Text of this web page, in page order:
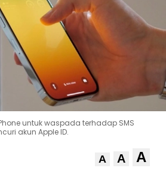
untuk waspada terhadap SMS
akun Apple ID.
A A A